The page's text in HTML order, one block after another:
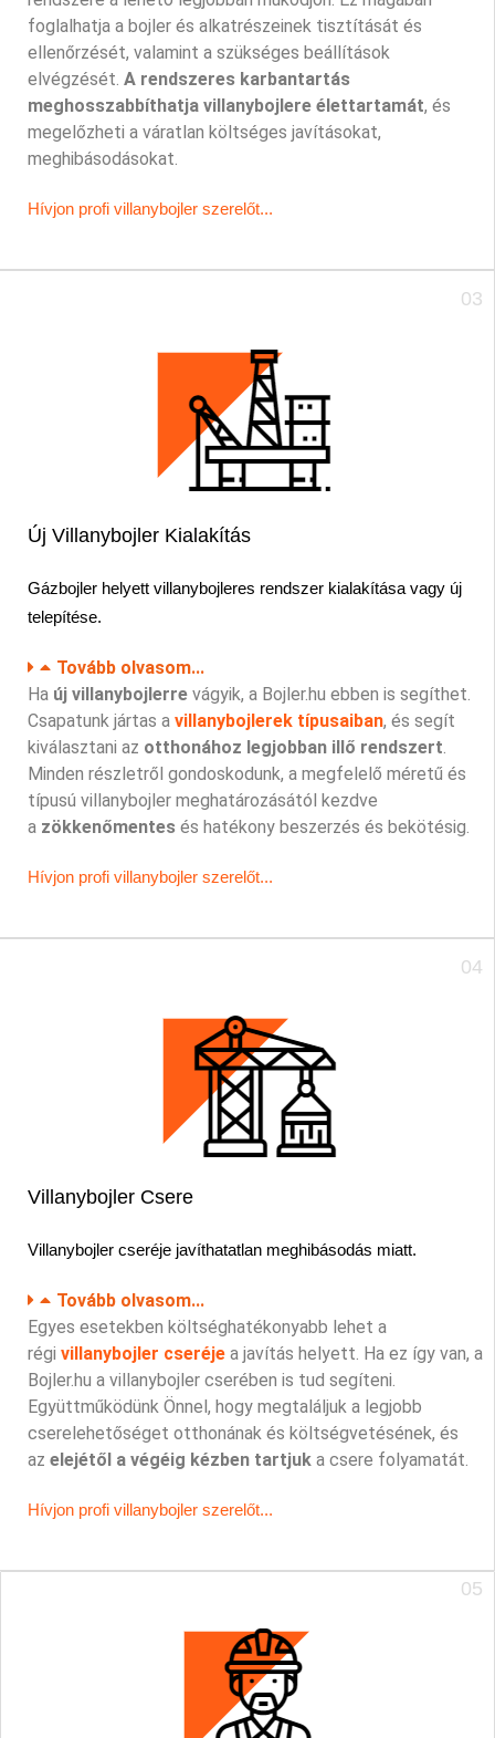
foglalhatja a bojler és alkatrészeinek tisztítását és
ellenőrzését, valamint a szükséges beállítások
elvégzését. A rendszeres karbantartás
meghosszabbíthatja villanybojlere élettartamát, és
megelőzheti a váratlan költséges javításokat,
meghibásodásokat.
Hívjon profi villanybojler szerelőt...
03
Új Villanybojler Kialakítás
Gázbojler helyett villanybojleres rendszer kialakítása vagy új
telepítése.
Tovább olvasom...
Ha új villanybojlerre vágyik, a Bojler.hu ebben is segíthet.
Csapatunk jártas a villanybojlerek típusaiban, és segít
kiválasztani az otthonához legjobban illő rendszert.
Minden részletről gondoskodunk, a megfelelő méretű és
típusú villanybojler meghatározásától kezdve
a zökkenőmentes és hatékony beszerzés és bekötésig.
Hívjon profi villanybojler szerelőt...
04
Villanybojler Csere
Villanybojler cseréje javíthatatlan meghibásodás miatt.
Tovább olvasom...
Egyes esetekben költséghatékonyabb lehet a
régi villanybojler cseréje a javítás helyett. Ha ez így van, a
Bojler.hu a villanybojler cserében is tud segíteni.
Együttműködünk Önnel, hogy megtaláljuk a legjobb
cserelehetőséget otthonának és költségvetésének, és
az elejétől a végéig kézben tartjuk a csere folyamatát.
Hívjon profi villanybojler szerelőt...
05